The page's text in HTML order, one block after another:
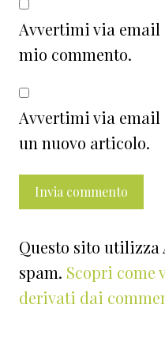
Avvertimi via email
mio commento.
Avvertimi via
un nuovo articolo.
Questo sito
spam. Scopri come
derivati dai